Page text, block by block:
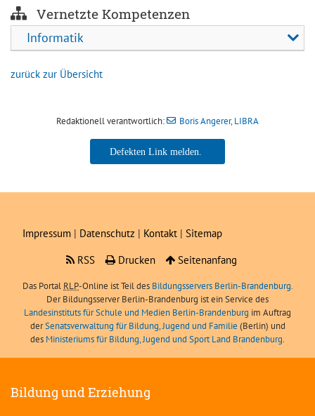
Vernetzte Kompetenzen
Informatik
zurück zur Übersicht
Redaktionell verantwortlich: Boris Angerer, LIBRA
Boris Angerer, LIBRA
Impressum | Datenschutz | Kontakt | Sitemap
RSS
Drucken Seitenanfang
Das Portal RLP-Online ist Teil des Bildungsservers Berlin-Brandenburg.
Der Bildungsserver Berlin-Brandenburg ist ein Service des
Landesinstituts für Schule und Medien Berlin-Brandenburg im Auftrag
derSenatsverwaltung für Bildung, Jugend und Familie (Berlin) und
des Ministeriums für Bildung, Jugend und Sport Land Brandenburg.
Bildung und Erziehung